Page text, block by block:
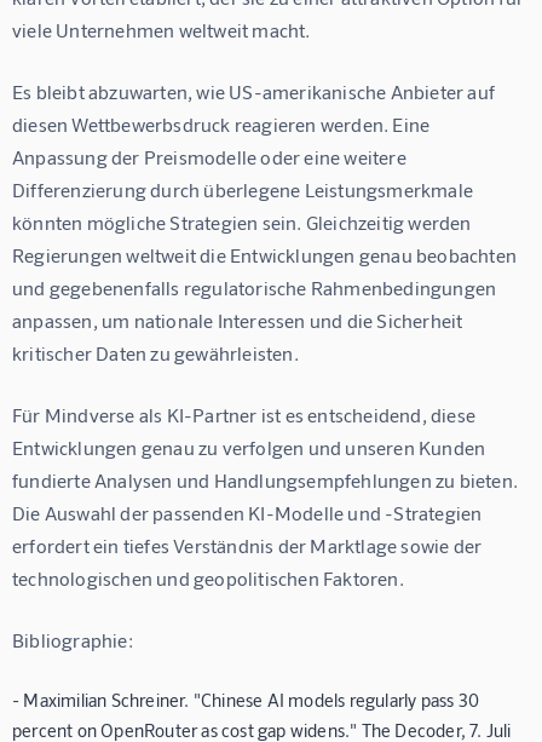
viele Unternehmen weltweit macht.
Es bleibt abzuwarten, wie US-amerikanische Anbieter auf
diesen Wettbewerbsdruck reagieren werden. Eine
Anpassung der Preismodelle oder eine weitere
Differenzierung durch überlegene Leistungsmerkmale
könnten mögliche Strategien sein. Gleichzeitig werden
Regierungen weltweit die Entwicklungen genau beobachten
und gegebenenfalls regulatorische Rahmenbedingungen
anpassen, um nationale Interessen und die Sicherheit
kritischer Daten zu gewährleisten.
Für Mindverse als KI-Partner ist es entscheidend, diese
Entwicklungen genau zu verfolgen und unseren Kunden
fundierte Analysen und Handlungsempfehlungen zu bieten.
Die Auswahl der passenden KI-Modelle und -Strategien
erfordert ein tiefes Verständnis der Marktlage sowie der
technologischen und geopolitischen Faktoren.
Bibliographie:
- Maximilian Schreiner. "Chinese AI models regularly pass 30
percent on OpenRouter as cost gap widens." The Decoder, 7. Juli